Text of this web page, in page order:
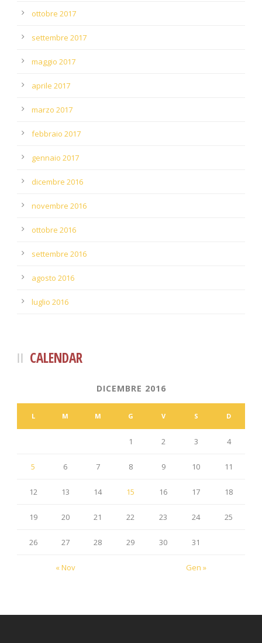
ottobre 2017
settembre 2017
maggio 2017
aprile 2017
marzo 2017
febbraio 2017
gennaio 2017
dicembre 2016
novembre 2016
ottobre 2016
settembre 2016
agosto 2016
luglio 2016
CALENDAR
DICEMBRE 2016
L M M G V S D
« Nov Gen »
1 2 3 4
5 6 7 8 9 10 11
12 13 14 15 16 17 18
19 20 21 22 23 24 25
26 27 28 29 30 31